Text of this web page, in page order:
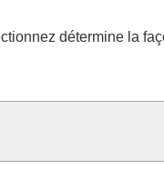
de vue
détermine la